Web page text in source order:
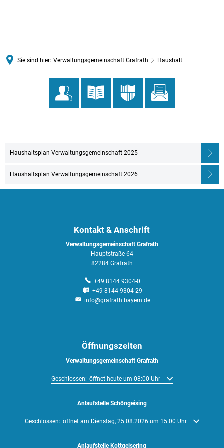
Sie sind hier: Verwaltungsgemeinschaft Grafrath Haushalt
Haushaltsplan Verwaltungsgemeinschaft 2025
Haushaltsplan Verwaltungsgemeinschaft 2026
Kontakt & Anschrift
Verwaltungsgemeinschaft Grafrath
Hauptstraße 64
82284 Grafrath
+49 8144 9304-0
+49 8144 9304-29
info@grafrath.bayern.de
Öffnungszeiten
Verwaltungsgemeinschaft Grafrath
Klicken, um weitere Öffnungs- oder Schließzeiten auszublenden
Geschlossen: öffnet heute um 08:00 Uhr
Anlaufstelle Schöngeising
Klicken, um weitere Öffnungs- oder Schließzeiten auszublenden
Geschlossen: öffnet am Dienstag, 25.08.2026 um 15:00 Uhr
Anlaufstelle Kottgeisering